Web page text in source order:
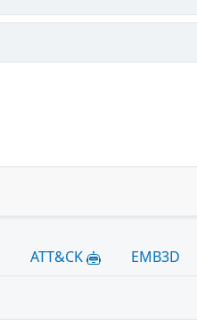
ATT&CK EMB3D